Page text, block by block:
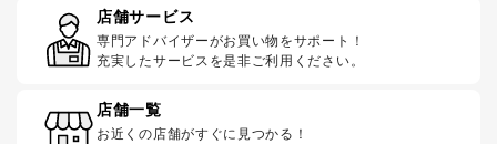
店舗サービス
専門アドバイザーがお買い物をサポート！
充実したサービスを是非ご利用ください。
店舗一覧
お近くの店舗がすぐに見つかる！